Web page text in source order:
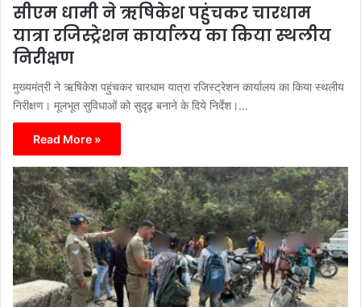
सीएम धामी ने ऋषिकेश पहुंचकर चारधाम
यात्रा रजिस्ट्रेशन कार्यालय का किया स्थलीय
निरीक्षण
मुख्यमंत्री ने ऋषिकेश पहुंचकर चारधाम यात्रा रजिस्ट्रेशन कार्यालय का किया स्थलीय
निरीक्षण। मूलभूत सुविधाओं को सुदृढ़ बनाने के दिये निर्देश।…
Read More »